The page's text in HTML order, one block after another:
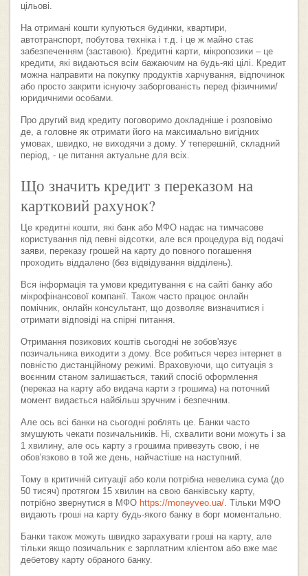
цільові.
На отримані кошти купуються будинки, квартири,
автотранспорт, побутова техніка і т.д. і це ж майно стає
забезпеченням (заставою). Кредитні карти, мікропозики – це
кредити, які видаються всім бажаючим на будь-які цілі. Кредит
можна направити на покупку продуктів харчування, відпочинок
або просто закрити існуючу заборгованість перед фізичними/
юридичними особами.
Про другий вид кредиту поговоримо докладніше і розповімо
де, а головне як отримати його на максимально вигідних
умовах, швидко, не виходячи з дому. У теперешній, складний
період, - це питання актуальне для всіх.
Що значить кредит з переказом на
картковий рахунок?
Це кредитні кошти, які банк або МФО надає на тимчасове
користування під певні відсотки, але вся процедура від подачі
заяви, переказу грошей на карту до повного погашення
проходить віддалено (без відвідування відділень).
Вся інформація та умови кредитування є на сайті банку або
мікрофінансової компанії. Також часто працює онлайн
помічник, онлайн консультант, що дозволяє визначитися і
отримати відповіді на спірні питання.
Отримання позикових коштів сьогодні не зобов'язує
позичальника виходити з дому. Все робиться через інтернет в
повністю дистанційному режимі. Враховуючи, що ситуація з
воєнним станом залишається, такий спосіб оформлення
(переказ на карту або видача карти з грошима) на поточний
момент видається найбільш зручним і безпечним.
Але ось всі банки на сьогодні роблять це. Банки часто
змушують чекати позичальників. Ні, схвалити вони можуть і за
1 хвилину, але ось карту з грошима привезуть свою, і не
обов'язково в той же день, найчастіше на наступний.
Тому в критичній ситуації або коли потрібна невелика сума (до
50 тисяч) протягом 15 хвилин на свою банківську карту,
потрібно звернутися в МФО https://moneyveo.ua/ . Тільки МФО
видають гроші на карту будь-якого банку в борг моментально.
Банки також можуть швидко зарахувати гроші на карту, але
тільки якщо позичальник є зарплатним клієнтом або вже має
дебетову карту обраного банку.